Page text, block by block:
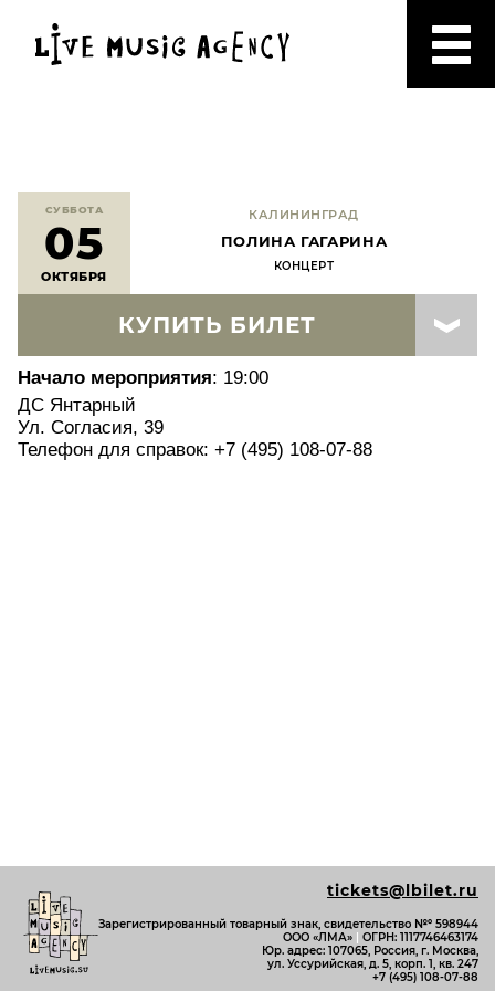
СУББОТА
05
ОКТЯБРЯ
КАЛИНИНГРАД
ПОЛИНА ГАГАРИНА
КОНЦЕРТ
КУПИТЬ БИЛЕТ
Начало мероприятия: 19:00
ДС Янтарный
Ул. Согласия, 39
Телефон для справок: +7 (495) 108-07-88
tickets@lbilet.ru
Зарегистрированный товарный знак, свидетельство №º 598944
ООО «ЛМА» | ОГРН: 1117746463174
Юр. адрес: 107065, Россия, г. Москва,
ул. Уссурийская, д. 5, корп. 1, кв. 247
+7 (495) 108-07-88